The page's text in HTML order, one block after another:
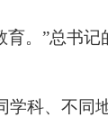
。”总书记
学科、不同